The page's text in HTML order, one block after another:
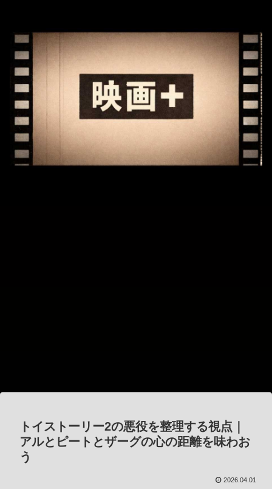
トイストーリー2の悪役を整理する視点｜
アルとピートとザーグの心の距離を味わお
う
2026.04.01